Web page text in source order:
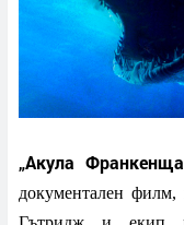
„Акула
документален филм,